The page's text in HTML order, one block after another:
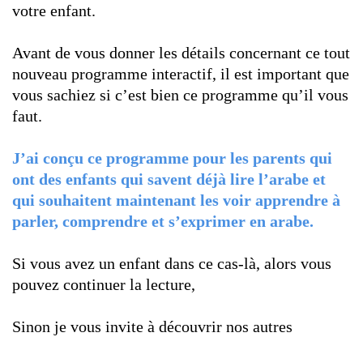
votre enfant.
Avant de vous donner les détails concernant ce tout
nouveau programme interactif, il est important que
vous sachiez si c’est bien ce programme qu’il vous
faut.
J’ai conçu ce programme pour les parents qui
ont des enfants qui savent déjà lire l’arabe et
qui souhaitent maintenant les voir apprendre à
parler, comprendre et s’exprimer en arabe.
Si vous avez un enfant dans ce cas-là, alors vous
pouvez continuer la lecture,
Sinon je vous invite à découvrir nos autres